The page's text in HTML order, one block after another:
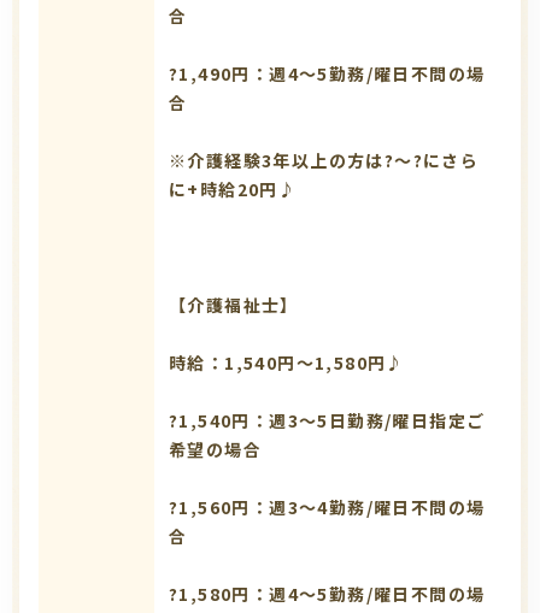
合
?1,490円：週4～5勤務/曜日不問の場
合
※介護経験3年以上の方は?～?にさら
に+時給20円♪
【介護福祉士】
時給：1,540円～1,580円♪
?1,540円：週3～5日勤務/曜日指定ご
希望の場合
?1,560円：週3～4勤務/曜日不問の場
合
?1,580円：週4～5勤務/曜日不問の場